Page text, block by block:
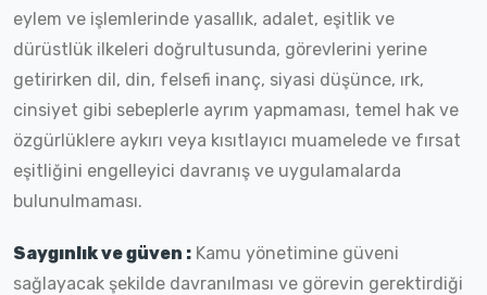
eylem ve işlemlerinde yasallık, adalet, eşitlik ve
dürüstlük ilkeleri doğrultusunda, görevlerini yerine
getirirken dil, din, felsefi inanç, siyasi düşünce, ırk,
cinsiyet gibi sebeplerle ayrım yapmaması, temel hak ve
özgürlüklere aykırı veya kısıtlayıcı muamelede ve fırsat
eşitliğini engelleyici davranış ve uygulamalarda
bulunulmaması.
Saygınlık ve güven : Kamu yönetimine güveni
sağlayacak şekilde davranılması ve görevin gerektirdiği